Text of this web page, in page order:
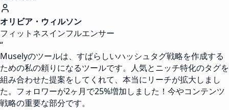
オリビア・ウィルソン
フィットネスインフルエンサー
“
Muselyのツールは、すばらしいハッシュタグ戦略を作成する
ための私の頼りになるツールです。人気とニッチ特化のタグを
組み合わせた提案をしてくれて、本当にリーチが拡大しまし
た。フォロワーが2ヶ月で25%増加しました！今やコンテンツ
戦略の重要な部分です。